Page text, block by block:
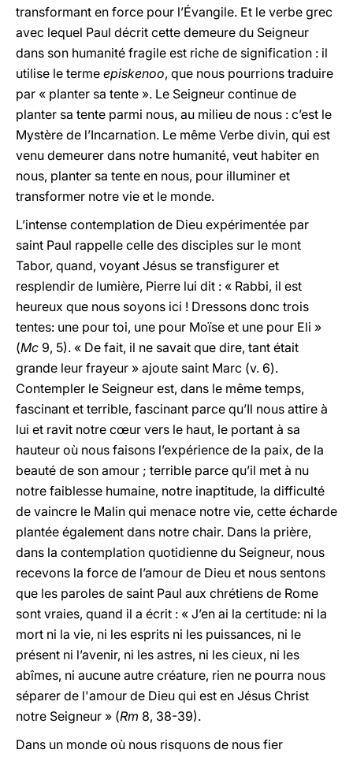
transformant en force pour l’Évangile. Et le verbe grec
avec lequel Paul décrit cette demeure du Seigneur
dans son humanité fragile est riche de signification : il
utilise le terme episkenoo, que nous pourrions traduire
par « planter sa tente ». Le Seigneur continue de
planter sa tente parmi nous, au milieu de nous : c’est le
Mystère de l’Incarnation. Le même Verbe divin, qui est
venu demeurer dans notre humanité, veut habiter en
nous, planter sa tente en nous, pour illuminer et
transformer notre vie et le monde.
L’intense contemplation de Dieu expérimentée par
saint Paul rappelle celle des disciples sur le mont
Tabor, quand, voyant Jésus se transfigurer et
resplendir de lumière, Pierre lui dit : « Rabbi, il est
heureux que nous soyons ici ! Dressons donc trois
tentes: une pour toi, une pour Moïse et une pour Eli »
(Mc 9, 5). « De fait, il ne savait que dire, tant était
grande leur frayeur » ajoute saint Marc (v. 6).
Contempler le Seigneur est, dans le même temps,
fascinant et terrible, fascinant parce qu’Il nous attire à
lui et ravit notre cœur vers le haut, le portant à sa
hauteur où nous faisons l’expérience de la paix, de la
beauté de son amour ; terrible parce qu’il met à nu
notre faiblesse humaine, notre inaptitude, la difficulté
de vaincre le Malin qui menace notre vie, cette écharde
plantée également dans notre chair. Dans la prière,
dans la contemplation quotidienne du Seigneur, nous
recevons la force de l’amour de Dieu et nous sentons
que les paroles de saint Paul aux chrétiens de Rome
sont vraies, quand il a écrit : « J’en ai la certitude: ni la
mort ni la vie, ni les esprits ni les puissances, ni le
présent ni l’avenir, ni les astres, ni les cieux, ni les
abîmes, ni aucune autre créature, rien ne pourra nous
séparer de l'amour de Dieu qui est en Jésus Christ
notre Seigneur » (Rm 8, 38-39).
Dans un monde où nous risquons de nous fier